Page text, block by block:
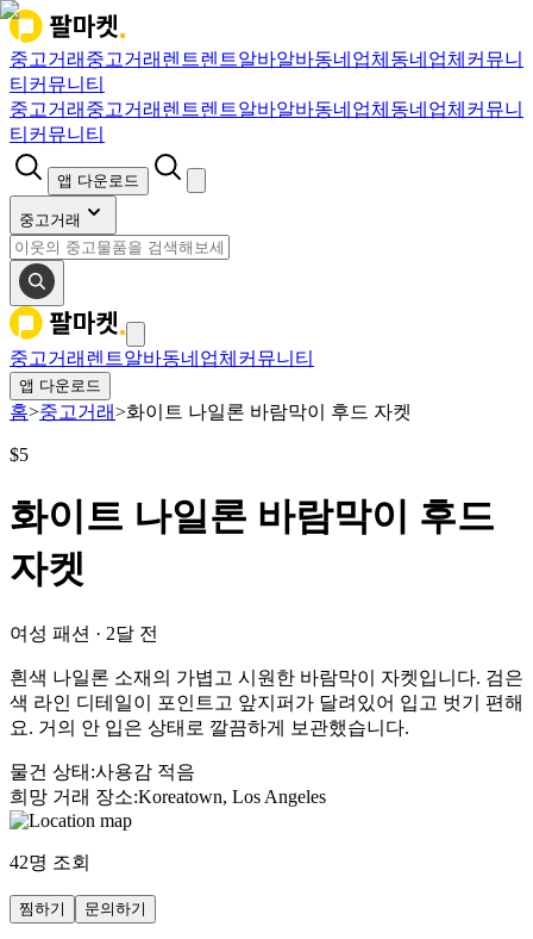
중고거래 중고거래 렌트렌트알바알바동네업체 동네업체 커뮤니
티 커뮤니티
중고거래 중고거래 렌트렌트알바알바동네업체 동네업체 커뮤니
티 커뮤니티
앱 다운로드
중고거래
중고거래 렌트알바동네업체 커뮤니티
앱 다운로드
홈>중고거래>화이트 나일론 바람막이 후드 자켓
$5
화이트 나일론 바람막이 후드
자켓
여성 패션 · 2달 전
흰색 나일론 소재의 가볍고 시원한 바람막이 자켓입니다. 검은
색 라인 디테일이 포인트고 앞지퍼가 달려있어 입고 벗기 편해
요. 거의 안 입은 상태로 깔끔하게 보관했습니다.
물건 상태 :사용감 적음
희망 거래 장소:Koreatown, Los Angeles
42명 조회
찜하기 문의하기